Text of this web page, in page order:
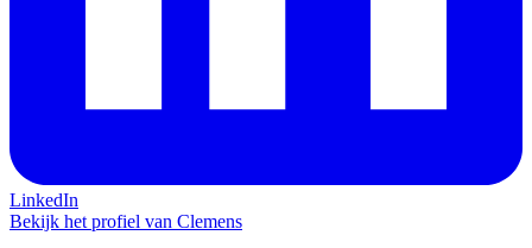
LinkedIn
Bekijk het profiel van Clemens